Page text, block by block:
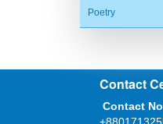
Poetry
Contact
Contact